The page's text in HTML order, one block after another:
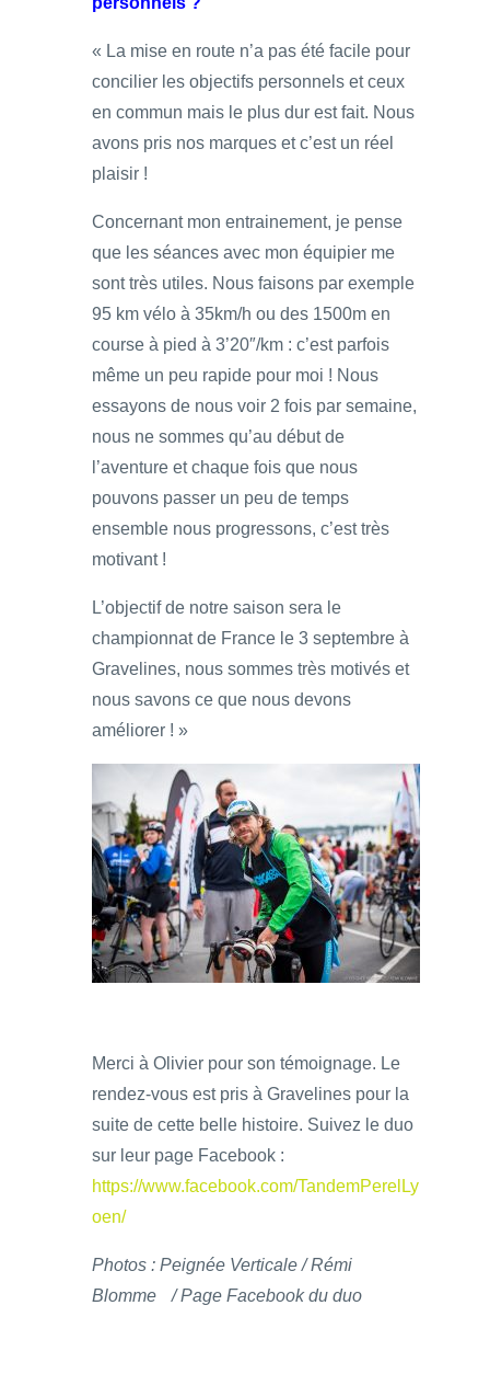
« La mise en route n’a pas été facile pour
concilier les objectifs personnels et ceux
en commun mais le plus dur est fait. Nous
avons pris nos marques et c’est un réel
plaisir !
Concernant mon entrainement, je pense
que les séances avec mon équipier me
sont très utiles. Nous faisons par exemple
95 km vélo à 35km/h ou des 1500m en
course à pied à 3’20″/km : c’est parfois
même un peu rapide pour moi ! Nous
essayons de nous voir 2 fois par semaine,
nous ne sommes qu’au début de
l’aventure et chaque fois que nous
pouvons passer un peu de temps
ensemble nous progressons, c’est très
motivant !
L’objectif de notre saison sera le
championnat de France le 3 septembre à
Gravelines, nous sommes très motivés et
nous savons ce que nous devons
améliorer ! »
Merci à Olivier pour son témoignage. Le
rendez-vous est pris à Gravelines pour la
suite de cette belle histoire. Suivez le duo
sur leur page Facebook :
https://www.facebook.com/TandemPerelLy
oen/
Photos : Peignée Verticale / Rémi
Blomme / Page Facebook du duo